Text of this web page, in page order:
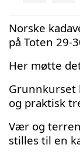
Norske
på Toten 29-
Her møtte
Grunnkurset
og praktisk
Vær og
stilles til en